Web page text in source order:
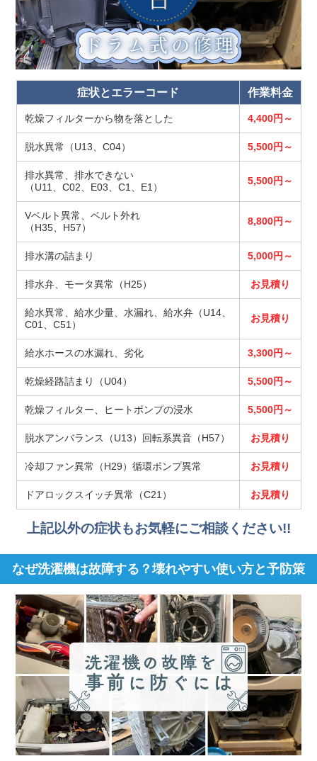
症状とエラーコード 作業料金
乾燥フィルターから物を落とした 4,400円～
脱水異常（U13、C04） 5,500円～
排水異常、排水できない
（U11、C02、E03、C1、E1）
5,500円～
Vベルト異常、ベルト外れ
（H35、H57）
8,800円～
排水溝の詰まり 5,000円～
排水弁、モータ異常（H25） お見積り
給水異常、給水少量、水漏れ、給水弁（U14、
C01、C51）
お見積り
給水ホースの水漏れ、劣化 3,300円～
乾燥経路詰まり（U04） 5,500円～
乾燥フィルター、ヒートポンプの浸水 5,500円～
脱水アンバランス（U13）回転系異音（H57） お見積り
冷却ファン異常（H29）循環ポンプ異常 お見積り
ドアロックスイッチ異常（C21） お見積り
上記以外の症状もお気軽にご相談ください!!
なぜ洗濯機は故障する？壊れやすい使い方と予防策